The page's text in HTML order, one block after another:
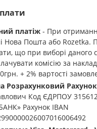
платіж - При
Нова Пошта або Rozetka.
що при виборі даного
комісію за
+ 2% вартості
Розрахунковий Рахунок
Код ЄДРПОУ
Рахунок IBAN